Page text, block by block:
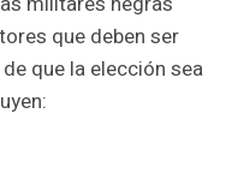
que deben ser
que la elección sea